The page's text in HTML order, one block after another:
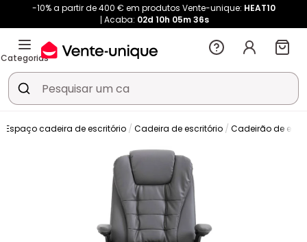
-10% a partir de 400 € em produtos Vente-unique: HEAT10
Acaba: 02d 10h 05m35s
Categorias
Espaço cadeira de escritório Cadeira de escritório Cadeirão de